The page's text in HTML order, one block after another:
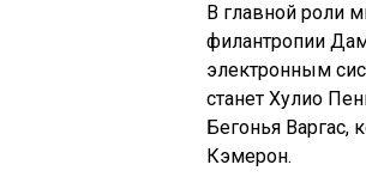
В главной роли
филантропии
электронным
станет Хулио
Бегонья Варгас,
Кэмерон.